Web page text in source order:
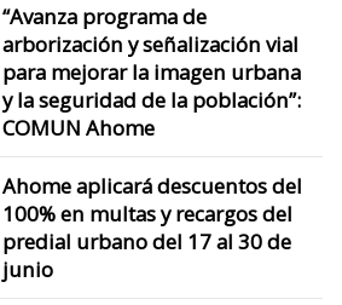
“Avanza programa de
arborización y señalización vial
para mejorar la imagen urbana
y la seguridad de la población”:
COMUN Ahome
Ahome aplicará descuentos del
100% en multas y recargos del
predial urbano del 17 al 30 de
junio